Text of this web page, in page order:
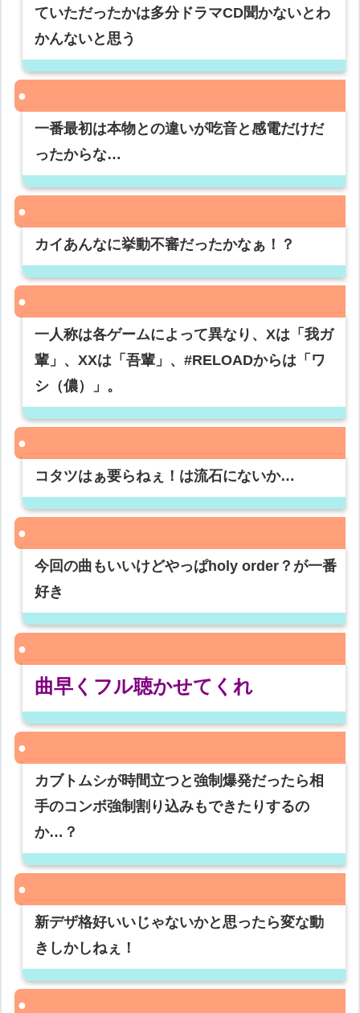
ていただったかは多分ドラマCD聞かないとわ
かんないと思う
一番最初は本物との違いが吃音と感電だけだ
ったからな…
カイあんなに挙動不審だったかなぁ！？
一人称は各ゲームによって異なり、Xは「我ガ
輩」、XXは「吾輩」、#RELOADからは「ワ
シ（儂）」。
コタツはぁ要らねぇ！は流石にないか…
今回の曲もいいけどやっぱholy order？が一番
好き
曲早くフル聴かせてくれ
カブトムシが時間立つと強制爆発だったら相
手のコンボ強制割り込みもできたりするの
か…？
新デザ格好いいじゃないかと思ったら変な動
きしかしねぇ！